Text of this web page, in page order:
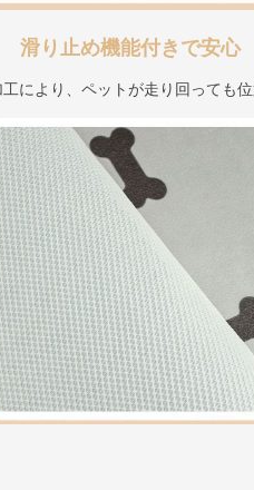
滑り止め機能付きで安心
により、ペットが走り回っても